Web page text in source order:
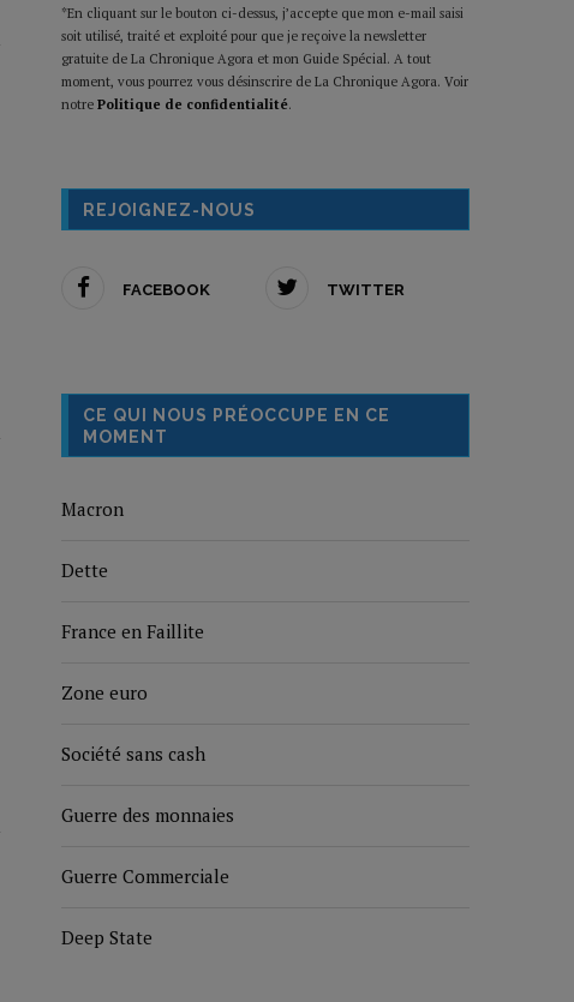
*En cliquant sur le bouton ci-dessus, j’accepte que mon e-mail saisi
soit utilisé, traité et exploité pour que je reçoive la newsletter
gratuite de La Chronique Agora et mon Guide Spécial. A tout
moment, vous pourrez vous désinscrire de La Chronique Agora. Voir
notre Politique de confidentialité.
REJOIGNEZ-NOUS
FACEBOOK TWITTER
CE QUI NOUS PRÉOCCUPE EN CE
MOMENT
Macron
Dette
France en Faillite
Zone euro
Société sans cash
Guerre des monnaies
Guerre Commerciale
Deep State